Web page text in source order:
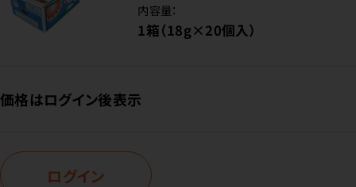
内容量：
1箱（18g×20個入）
価格はログイン後表示
ログイン